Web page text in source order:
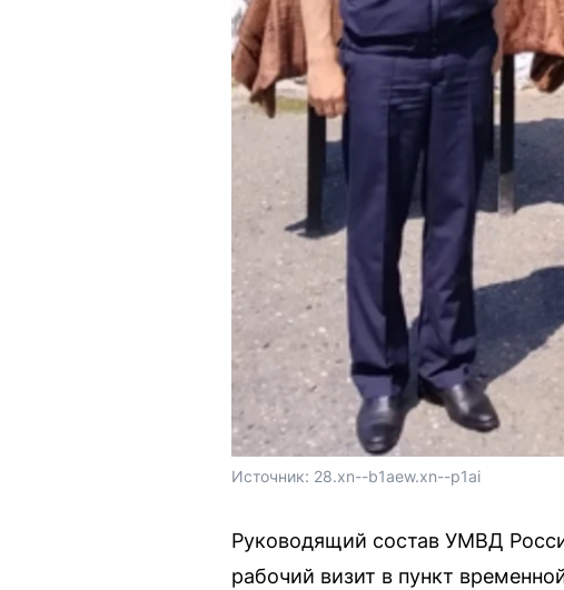
Источник: 28.xn--b1aew.xn--p1ai
Руководящий состав УМВД
рабочий визит в пункт